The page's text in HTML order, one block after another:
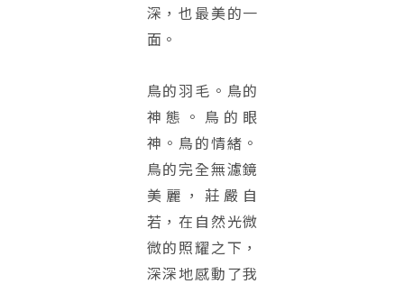
深，也最美的一
面。
鳥的羽毛。鳥的
神態。鳥的眼
神。鳥的情緒。
鳥的完全無濾鏡
美麗，莊嚴自
若，在自然光微
微的照耀之下，
深深地感動了我